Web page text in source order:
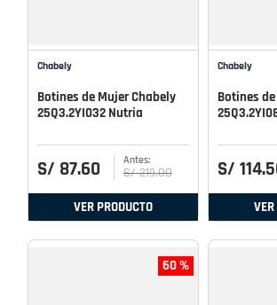
Chabely
Botines de Mujer Chabely
25Q3.2YI032 Nutria
S/ 87.60 S/ 219.00
VER PRODUCTO
Chabely
Botines
S/ 114.
60 %